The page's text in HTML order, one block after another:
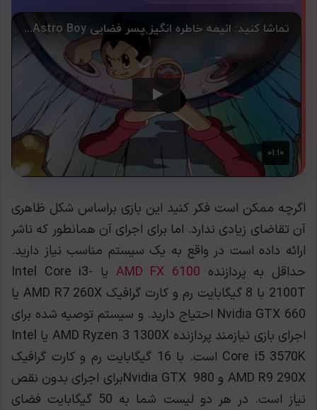
اگرچه ممکن است فکر کنید این بازی براساس شکل ظاهری
آن تقاضای زیادی ندارد. اما برای اجرای آن همانطور که ناشر
ارائه داده است در واقع به یک سیستم مناسب نیاز دارید.
حداقل به پردازنده AMD FX 6100
یا Intel Core i3-
2100T با 8 گیگابایت رم و کارت گرافیک AMD R7 260X یا
Nvidia GTX 660 احتیاج دارید. و سیستم توصیه شده برای
اجرای بازی نیازمند پردازنده AMD Ryzen 3 1300X یا Intel
Core i5 3570K است. با 16 گیگابایت رم و کارت گرافیک
AMD R9 290X و Nvidia GTX 980برای اجرای بدون نقص
نیاز است. در هر دو لیست شما به 50 گیگابایت فضای